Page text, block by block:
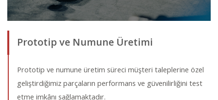
Prototip ve Numune Üretimi
Prototip ve numune üretim süreci müşteri taleplerine özel
geliştirdiğimiz parçaların performans ve güvenilirliğini test
etme imkânı sağlamaktadır.